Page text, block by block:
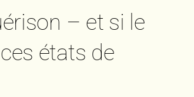
– et si le
états de